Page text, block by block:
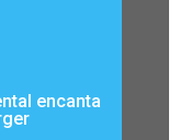
encanta